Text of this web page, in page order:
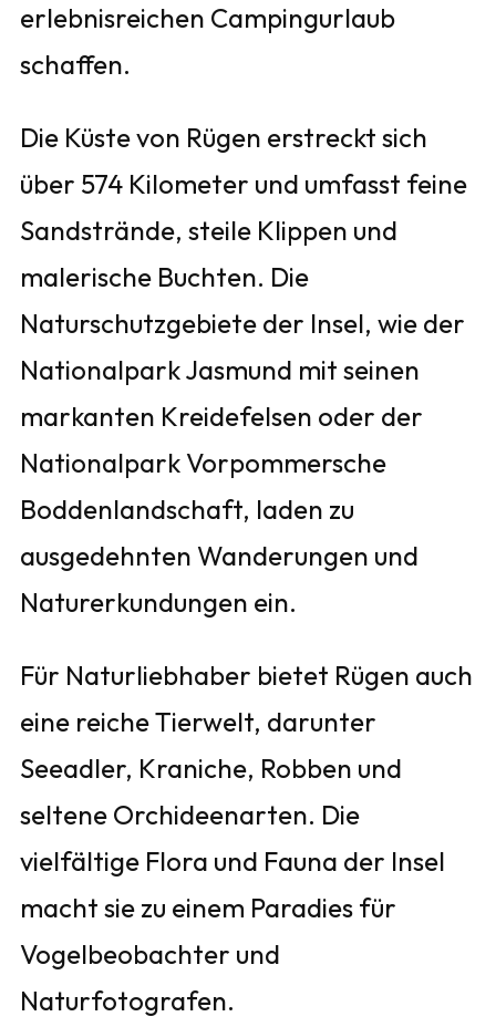
erlebnisreichen Campingurlaub
schaffen.
Die Küste von Rügen erstreckt sich
über 574 Kilometer und umfasst feine
Sandstrände, steile Klippen und
malerische Buchten. Die
Naturschutzgebiete der Insel, wie der
Nationalpark Jasmund mit seinen
markanten Kreidefelsen oder der
Nationalpark Vorpommersche
Boddenlandschaft, laden zu
ausgedehnten Wanderungen und
Naturerkundungen ein.
Für Naturliebhaber bietet Rügen auch
eine reiche Tierwelt, darunter
Seeadler, Kraniche, Robben und
seltene Orchideenarten. Die
vielfältige Flora und Fauna der Insel
macht sie zu einem Paradies für
Vogelbeobachter und
Naturfotografen.